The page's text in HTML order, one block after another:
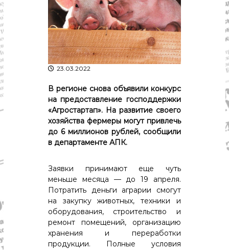
р
а
в
д
а
"
К
о
с
т
р
о
м
К
о
с
т
р
о
м
к
о
б
л
а
и
23.03.2022
В регионе снова объявили конкурс
на предоставление господдержки
«Агростартап». На развитие своего
хозяйства фермеры могут привлечь
до 6 миллионов рублей, сообщили
в департаменте АПК.
Заявки принимают еще чуть
меньше месяца — до 19 апреля.
Потратить деньги аграрии смогут
на закупку животных, техники и
оборудования, строительство и
ремонт помещений, организацию
хранения и переработки
продукции. Полные условия